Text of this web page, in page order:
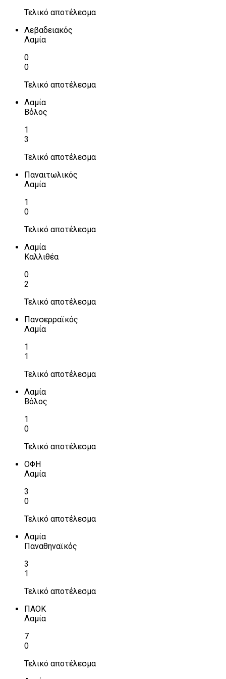
Τελικό αποτέλεσμα
Λεβαδειακός
Λαμία
0
0
Τελικό αποτέλεσμα
Λαμία
Βόλος
1
3
Τελικό αποτέλεσμα
Παναιτωλικός
Λαμία
1
0
Τελικό αποτέλεσμα
Λαμία
Καλλιθέα
0
2
Τελικό αποτέλεσμα
Πανσερραϊκός
Λαμία
1
1
Τελικό αποτέλεσμα
Λαμία
Βόλος
1
0
Τελικό αποτέλεσμα
ΟΦΗ
Λαμία
3
0
Τελικό αποτέλεσμα
Λαμία
Παναθηναϊκός
3
1
Τελικό αποτέλεσμα
ΠΑΟΚ
Λαμία
7
0
Τελικό αποτέλεσμα